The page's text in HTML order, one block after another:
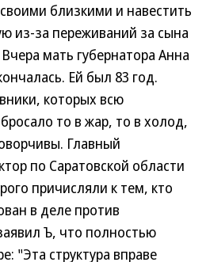
близкими и навестить
из-за переживаний за сына
мать губернатора Анна
Ей был 83 год.
которых всю
то в жар, то в холод,
Главный
по Саратовской области
причисляли к тем, кто
в деле против
Ъ, что полностью
"Эта структура вправе